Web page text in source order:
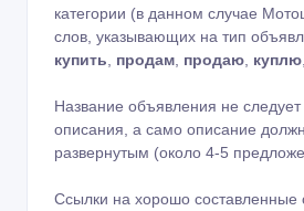
категории (в данном случае
слов, указывающих на тип
купить
продам продаю куплю
Название объявления не следует
описания, а само описание
развернутым (около 4-5
Ссылки на хорошо составленные